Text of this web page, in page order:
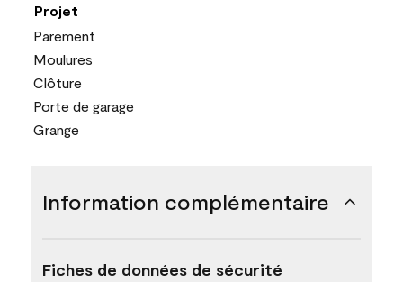
Projet
Parement
Moulures
Clôture
Porte de garage
Grange
Information complémentaire
Fiches de données de sécurité